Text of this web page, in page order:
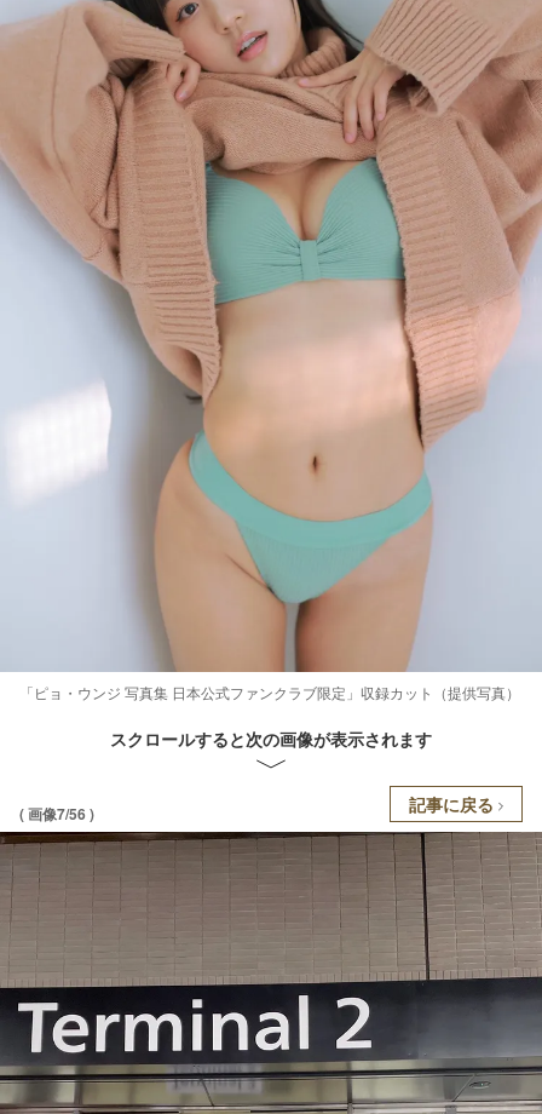
「ピョ・ウンジ 写真集 日本公式ファンクラブ限定」収録カット（提供写真）
スクロールすると次の画像が表示されます
( 画像7/56 ) 記事に戻る